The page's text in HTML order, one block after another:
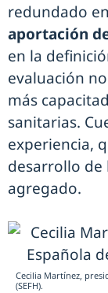
redundado en
aportación
en la
evaluación
más
sanitarias.
experiencia,
desarrollo de
agregado.
Cecilia Martínez,
(SEFH).